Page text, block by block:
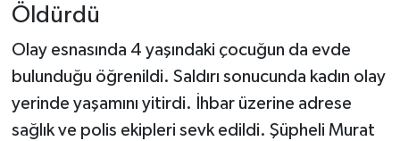
Öldürdü
Olay esnasında 4 yaşındaki çocuğun da evde
bulunduğu öğrenildi. Saldırı sonucunda kadın olay
yerinde yaşamını yitirdi. İhbar üzerine adrese
sağlık ve polis ekipleri sevk edildi. Şüpheli Murat